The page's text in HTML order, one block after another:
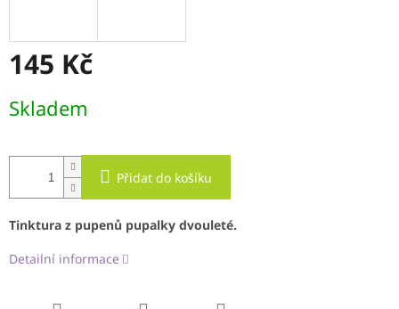
145 Kč
cena:
Skladem
Přidat do košíku
Tinktura z pupenů pupalky dvouleté.
Detailní informace